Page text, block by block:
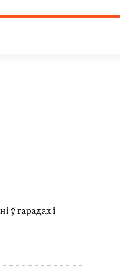
ў гарадах і